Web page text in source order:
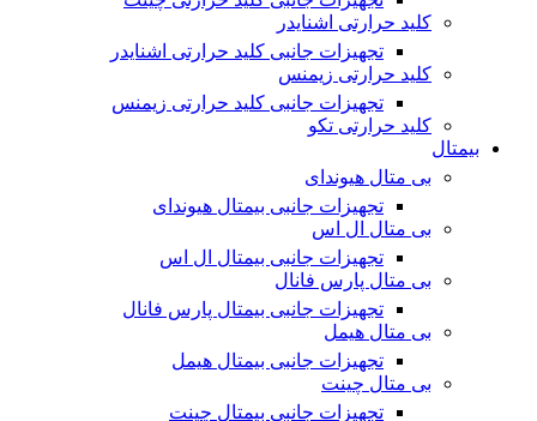
کلید حرارتی اشنایدر
تجهیزات جانبی کلید حرارتی اشنایدر
کلید حرارتی زیمنس
تجهیزات جانبی کلید حرارتی زیمنس
کلید حرارتی تکو
بیمتال
بی متال هیوندای
تجهیزات جانبی بیمتال هیوندای
بی متال ال اس
تجهیزات جانبی بیمتال ال اس
بی متال پارس فانال
تجهیزات جانبی بیمتال پارس فانال
بی متال هیمل
تجهیزات جانبی بیمتال هیمل
بی متال چینت
تجهیزات جانبی بیمتال چینت